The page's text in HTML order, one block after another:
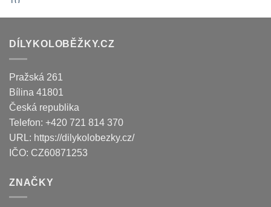
DÍLYKOLOBĚŽKY.CZ
Pražská 261
Bílina 41801
Česká republika
Telefon: +420 721 814 370
URL: https://dilykolobezky.cz/
IČO: CZ60871253
ZNAČKY